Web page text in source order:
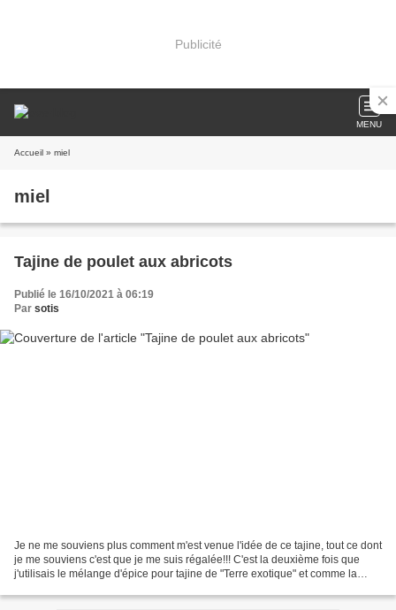
Publicité
MENU
Accueil » miel
miel
Tajine de poulet aux abricots
Publié le 16/10/2021 à 06:19
Par sotis
Je ne me souviens plus comment m'est venue l'idée de ce tajine, tout ce dont
je me souviens c'est que je me suis régalée!!! C'est la deuxième fois que
j'utilisais le mélange d'épice pour tajine de "Terre exotique" et comme la